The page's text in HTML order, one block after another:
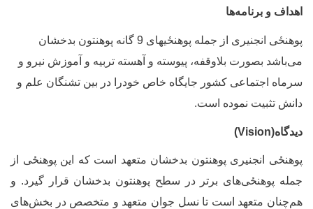
و برنامه‌ها
انجنیری از جملهپوهنځی
های 9 گانه پوهنتون بدخشان
باشد بصورت بلاوقفه، پیوسته و آهسته تربیه و آموزش نیرو و
اجتماعی کشور جایگاه خاص خودرا در بین تشنگان علم و
تثبیت نموده است.
(
Vision
)
انجنیری پوهنتون بدخشان متعهد است که اینپوهنځیاز
پوهنځی‌های برتر در سطح پوهنتون بدخشان قرار گیرد. و
چنان متعهد است تا نسل جوان متعهد و متخصص در بخش‌های